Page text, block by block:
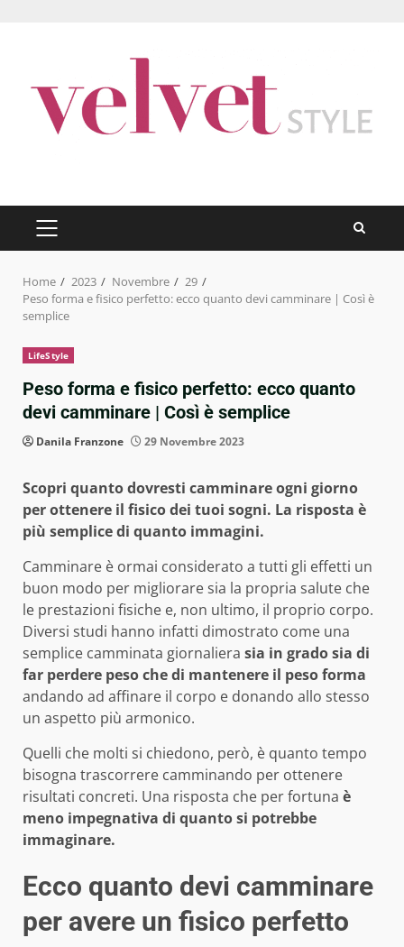
PRIMARY
MENU
Home 2023 Novembre
29
Peso forma e fisico perfetto: ecco quanto devi camminare | Così è
semplice
LifeStyle
Peso forma e fisico perfetto: ecco quanto
devi camminare | Così è semplice
Danila Franzone 29 Novembre 2023
Scopri quanto dovresti camminare ogni giorno
per ottenere il fisico dei tuoi sogni. La risposta è
più semplice di quanto immagini.
Camminare è ormai considerato a tutti gli effetti un
buon modo per migliorare sia la propria salute che
le prestazioni fisiche e, non ultimo, il proprio corpo.
Diversi studi hanno infatti dimostrato come una
semplice camminata giornaliera sia in grado sia di
far perdere peso che di mantenere il peso forma
andando ad affinare il corpo e donando allo stesso
un aspetto più armonico.
Quelli che molti si chiedono, però, è quanto tempo
bisogna trascorrere camminando per ottenere
risultati concreti. Una risposta che per fortuna è
meno impegnativa di quanto si potrebbe
immaginare.
Ecco quanto devi camminare
per avere un fisico perfetto